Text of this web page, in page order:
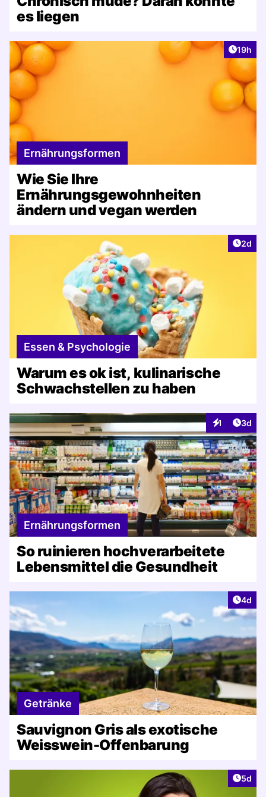
es liegen
Artikel
19h
Ernährungsformen
Wie Sie Ihre
Ernährungsgewohnheiten
ändern und vegan werden
2d
Essen & Psychologie
Warum es ok ist, kulinarische
Schwachstellen zu haben
1
Interaktionen
3d
Ernährungsformen
So ruinieren hochverarbeitete
Lebensmittel die Gesundheit
4d
Getränke
Sauvignon Gris als exotische
Weisswein-Offenbarung
5d